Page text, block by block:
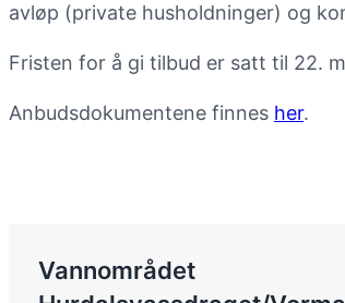
avløp (private husholdninger) og
Fristen for å gi tilbud er satt til 22.
Anbudsdokumentene finnes her.
Vannområdet